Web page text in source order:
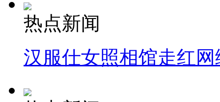
热点新闻
汉服仕女照相馆走红网